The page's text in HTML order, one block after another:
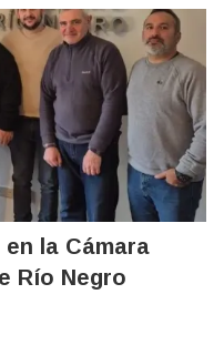
la Cámara
Río Negro